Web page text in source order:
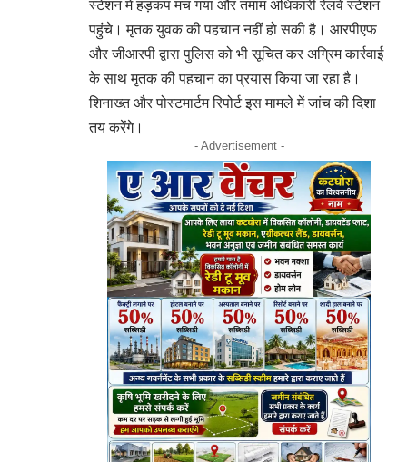
स्टेशन में हड़कंप मच गया और तमाम अधिकारी रेलवे स्टेशन
पहुंचे। मृतक युवक की पहचान नहीं हो सकी है। आरपीएफ
और जीआरपी द्वारा पुलिस को भी सूचित कर अग्रिम कार्रवाई
के साथ मृतक की पहचान का प्रयास किया जा रहा है।
शिनाख्त और पोस्टमार्टम रिपोर्ट इस मामले में जांच की दिशा
तय करेंगे।
- Advertisement -